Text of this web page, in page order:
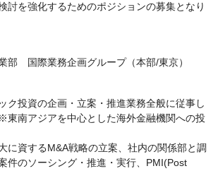
討を強化するためのポジションの募集となり
部 国際業務企画グループ（本部/東京）
ク投資の企画・立案・推進業務全般に従事し
南アジアを中心とした海外金融機関への投
に資するM&A戦略の立案、社内の関係部と調
件のソーシング・推進・実行、PMI(Post